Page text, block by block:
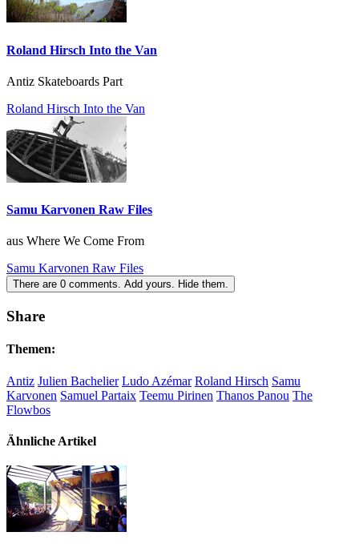
Roland Hirsch Into the Van
Antiz Skateboards Part
Roland Hirsch Into the Van
Samu Karvonen Raw Files
aus Where We Come From
Samu Karvonen Raw Files
There are 0 comments. Add yours. Hide them.
Share
Themen:
Antiz Julien Bachelier Ludo Azémar Roland Hirsch Samu
Karvonen Samuel Partaix Teemu Pirinen Thanos Panou The
Flowbos
Ähnliche Artikel